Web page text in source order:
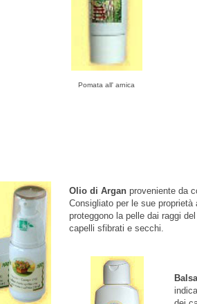
Pomata all' arnica
Olio di Argan proveniente da
Consigliato per le sue proprietà
proteggono la pelle dai raggi
capelli sfibrati e secchi.